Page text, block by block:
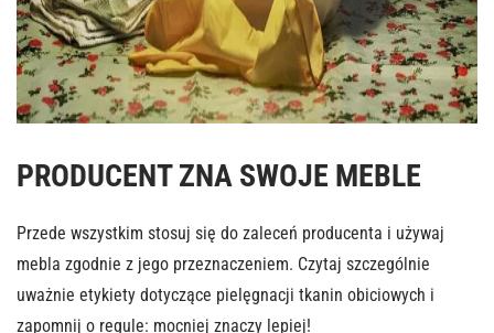
PRODUCENT ZNA SWOJE MEBLE
Przede wszystkim stosuj się do zaleceń producenta i używaj
mebla zgodnie z jego przeznaczeniem. Czytaj szczególnie
uważnie etykiety dotyczące pielęgnacji tkanin obiciowych i
zapomnij o regule: mocniej znaczy lepiej!